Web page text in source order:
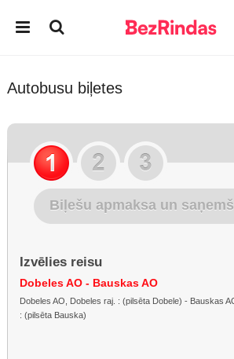
Autobusu biļetes
Biļešu apmaksa un
Izvēlies reisu
Dobeles AO - Bauskas AO
Dobeles AO, Dobeles raj. : (pilsēta Dobele) - Bauskas
: (pilsēta Bauska)